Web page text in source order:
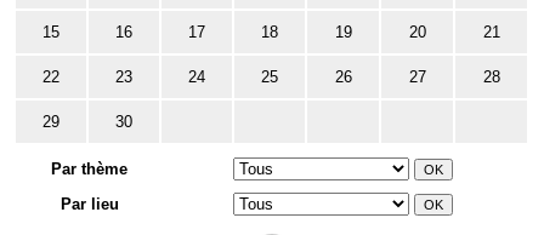
15 16 17 18 19 20 21
22 23 24 25 26 27 28
29 30
Par thème
Par lieu